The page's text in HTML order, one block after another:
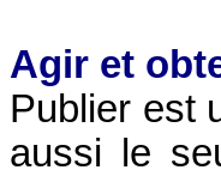
Agir et
Publier est
aussi le